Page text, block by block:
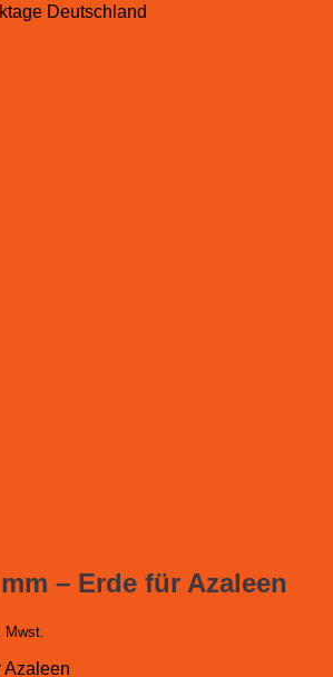
Deutschland
– Erde für Azaleen
Mwst.
Azaleen